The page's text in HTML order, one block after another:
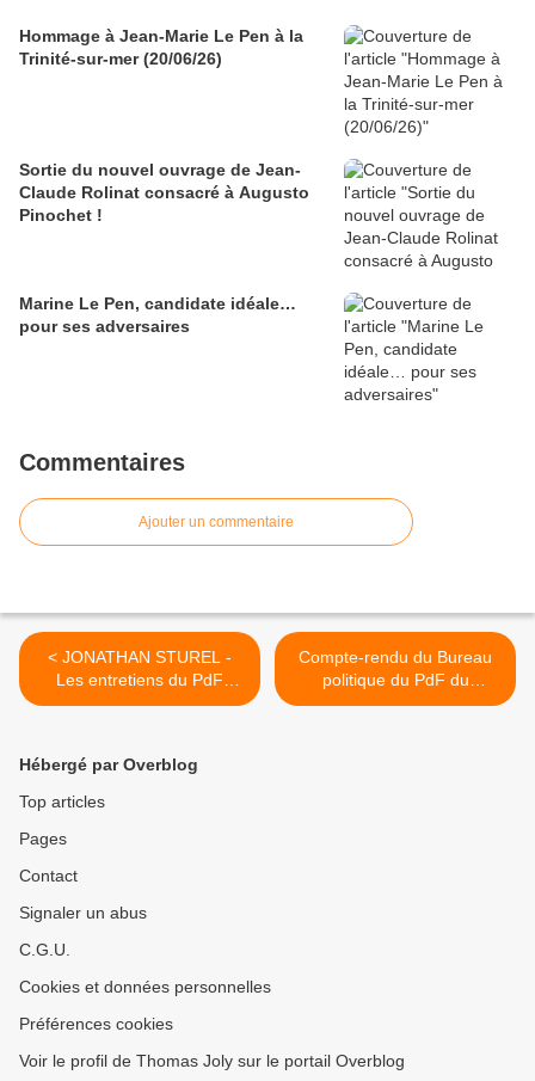
Hommage à Jean-Marie Le Pen à la
Trinité-sur-mer (20/06/26)
Sortie du nouvel ouvrage de Jean-
Claude Rolinat consacré à Augusto
Pinochet !
Marine Le Pen, candidate idéale…
pour ses adversaires
Commentaires
Ajouter un commentaire
< JONATHAN STUREL -
Les entretiens du PdF
(07/09/2025)
Compte-rendu du Bureau
politique du PdF du
06/09/25 >
Hébergé par Overblog
Top articles
Pages
Contact
Signaler un abus
C.G.U.
Cookies et données personnelles
Préférences cookies
Voir le profil de Thomas Joly sur le portail Overblog